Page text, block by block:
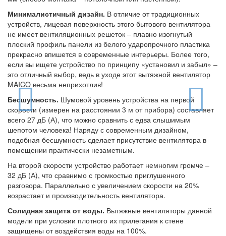
Минималистичный дизайн. В отличие от традиционных
устройств, лицевая поверхность этого бытового вентилятора
не имеет вентиляционных решеток – плавно изогнутый
плоский профиль панели из белого ударопрочного пластика
прекрасно впишется в современные интерьеры. Более того,
если вы ищете устройство по принципу «установил и забыл» –
это отличный выбор, ведь в уходе этот вытяжной вентилятор
MAICO весьма неприхотлив!
Бесшумность. Шумовой уровень устройства на первой
скорости (измерен на расстоянии 3 м от прибора) составляет
всего 27 дБ (А), что можно сравнить с едва слышимым
шепотом человека! Наряду с современным дизайном,
подобная бесшумность сделает присутствие вентилятора в
помещении практически незаметным.
На второй скорости устройство работает немногим громче –
32 дБ (А), что сравнимо с громкостью приглушенного
разговора. Параллельно с увеличением скорости на 20%
возрастает и производительность вентилятора.
Солидная защита от воды. Вытяжные вентиляторы данной
модели при условии плотного их прилегания к стене
защищены от воздействия воды на 100%.